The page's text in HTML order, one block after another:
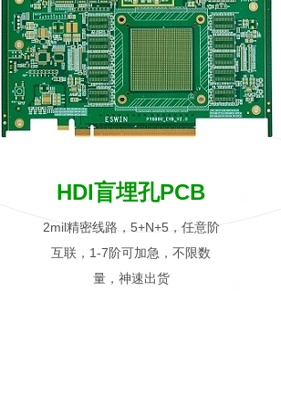
HDI盲埋孔PCB
2mil精密线路， 5+N+5，任意阶
互联，1-7阶可加急，不限数
量，神速出货